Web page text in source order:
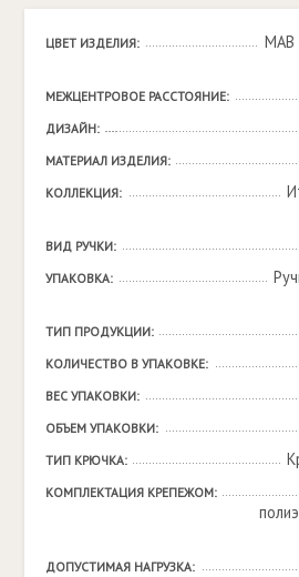
ЦВЕТ ИЗДЕЛИЯ:
МЕЖЦЕНТРОВОЕ РАССТОЯНИЕ:
ДИЗАЙН:
МАТЕРИАЛ ИЗДЕЛИЯ:
КОЛЛЕКЦИЯ:
ВИД РУЧКИ:
УПАКОВКА:
ТИП ПРОДУКЦИИ:
КОЛИЧЕСТВО В УПАКОВКЕ:
ВЕС УПАКОВКИ:
ОБЪЕМ УПАКОВКИ:
ТИП КРЮЧКА:
КОМПЛЕКТАЦИЯ КРЕПЕЖОМ:
ДОПУСТИМАЯ НАГРУЗКА: